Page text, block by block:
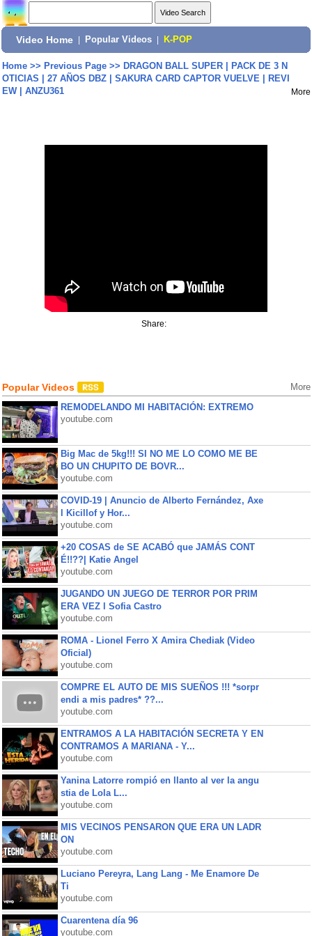
Video Home Popular Videos K-POP
Home>> Previous Page>> DRAGON BALL SUPER | PACK DE 3 N
OTICIAS | 27 AÑOS DBZ | SAKURA CARD CAPTOR VUELVE | REVI
EW | ANZU361
More
Share:
Popular Videos More
REMODELANDO MI HABITACIÓN: EXTREMO
youtube.com
Big Mac de 5kg!!! SI NO ME LO COMO ME BE
BO UN CHUPITO DE BOVR...
youtube.com
COVID-19 | Anuncio de Alberto Fernández, Axe
l Kicillof y Hor...
youtube.com
+20 COSAS de SE ACABÓ que JAMÁS CONT
É!!??| Katie Angel
youtube.com
JUGANDO UN JUEGO DE TERROR POR PRIM
ERA VEZ l Sofia Castro
youtube.com
ROMA - Lionel Ferro X Amira Chediak (Video
Oficial)
youtube.com
COMPRE EL AUTO DE MIS SUEÑOS !!! *sorpr
endi a mis padres* ??...
youtube.com
ENTRAMOS A LA HABITACIÓN SECRETA Y EN
CONTRAMOS A MARIANA - Y...
youtube.com
Yanina Latorre rompió en llanto al ver la angu
stia de Lola L...
youtube.com
MIS VECINOS PENSARON QUE ERA UN LADR
ON
youtube.com
Luciano Pereyra, Lang Lang - Me Enamore De
Ti
youtube.com
Cuarentena día 96
youtube.com